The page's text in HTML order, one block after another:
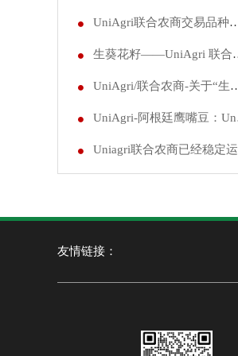
UniAgri联合农商交易品种与交易规则
生葵花籽——UniAgri 联合农商核心交易新品种
UniAgri/联合农商-关于“生葵花籽”商品上市交易的通知
UniAgri-阿根廷鹰嘴豆：UniAgri 联合农商核心品种
Uniagri联合农商已经稳定运行3年，是目前市面上体量最大最稳定的交易平台
友情链接：